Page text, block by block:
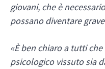
giovani, che è
possano diventare
«È ben chiaro a tutti
psicologico vissuto sia